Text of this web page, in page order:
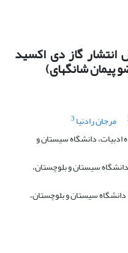
انتشار گاز دی اکسید
پیمان شانگهای)
مرجان رادنیا 3
دانشگاه سیستان و
سیستان و بلوچستان،
دانشگاه سیستان و بلوچستان،